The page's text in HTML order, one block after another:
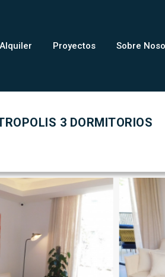
Proyectos Sobre
3 DORMITORIOS